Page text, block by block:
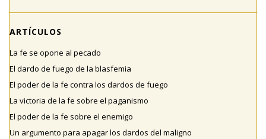
ARTÍCULOS
La fe se opone al pecado
El dardo de fuego de la blasfemia
El poder de la fe contra los dardos de fuego
La victoria de la fe sobre el paganismo
El poder de la fe sobre el enemigo
Un argumento para apagar los dardos del maligno